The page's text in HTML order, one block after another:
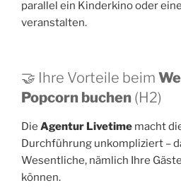
parallel ein Kinderkino oder
veranstalten.
🤝 Ihre Vorteile beim
Popcorn buchen (H2)
Die Agentur Livetime macht
Durchführung unkompliziert –
Wesentliche, nämlich Ihre
können.